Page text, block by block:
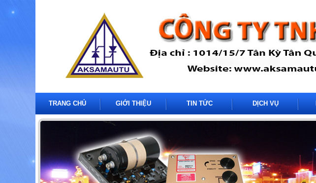
TRANG CHỦ GIỚI THIỆU TIN TỨC DỊCH VỤ